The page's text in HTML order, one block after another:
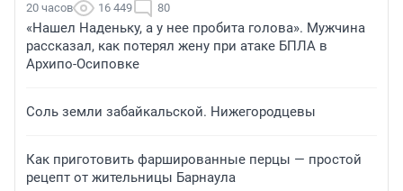
20 часов 16 449 80
«Нашел Наденьку, а у нее пробита голова». Мужчина
рассказал, как потерял жену при атаке БПЛА в
Архипо-Осиповке
Соль земли забайкальской. Нижегородцевы
Как приготовить фаршированные перцы — простой
рецепт от жительницы Барнаула